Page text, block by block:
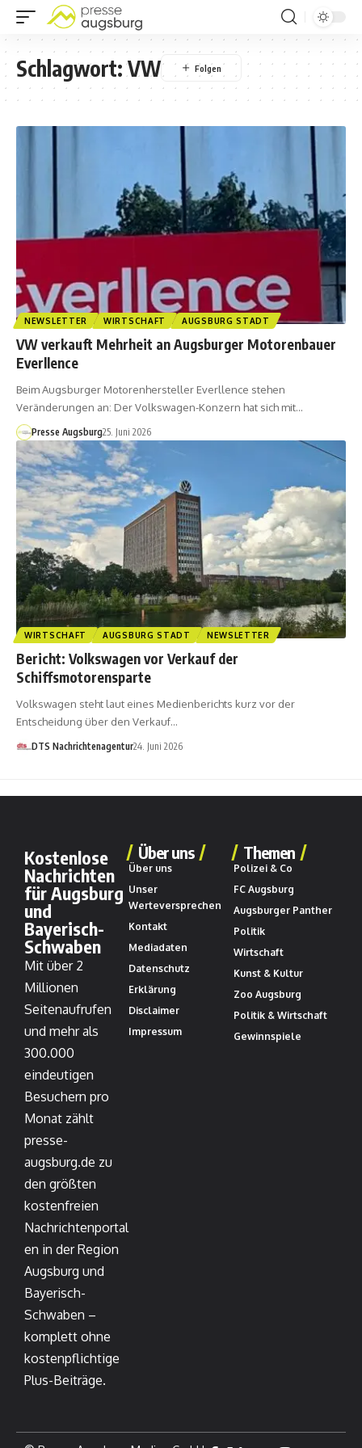
Schlagwort:VW
NEWSLETTER WIRTSCHAFT AUGSBURG STADT
VW verkauft Mehrheit an Augsburger Motorenbauer
Everllence
Beim Augsburger Motorenhersteller Everllence stehen
Veränderungen an: Der Volkswagen-Konzern hat sich mit…
Presse Augsburg25. Juni 2026
WIRTSCHAFT AUGSBURG STADT NEWSLETTER
Bericht: Volkswagen vor Verkauf der
Schiffsmotorensparte
Volkswagen steht laut eines Medienberichts kurz vor der
Entscheidung über den Verkauf…
DTS Nachrichtenagentur24. Juni 2026
Kostenlose
Nachrichten
für Augsburg
und
Bayerisch-
Schwaben
Mit über 2
Millionen
Seitenaufrufen
und mehr als
300.000
eindeutigen
Besuchern pro
Monat zählt
presse-
augsburg.de zu
den größten
kostenfreien
Nachrichtenportal
en in der Region
Augsburg und
Bayerisch-
Schwaben –
komplett ohne
kostenpflichtige
Plus-Beiträge.
Über uns
Über uns
Unser
Werteversprechen
Kontakt
Mediadaten
Datenschutz
Erklärung
Disclaimer
Impressum
Themen
Polizei & Co
FC Augsburg
Augsburger Panther
Politik
Wirtschaft
Kunst & Kultur
Zoo Augsburg
Politik & Wirtschaft
Gewinnspiele